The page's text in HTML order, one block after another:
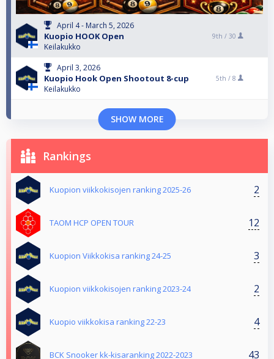
April 4 - March 5, 2026
Kuopio HOOK Open
Keilakukko
9th / 30
April 3, 2026
Kuopio Hook Open Shootout 8-cup
Keilakukko
5th / 8
SHOW MORE
Rankings
Kuopion viikkokisojen ranking 2025-26 2
TAOM HCP OPEN TOUR 12
Kuopion Viikkokisa ranking 24-25 3
Kuopion viikkokisojen ranking 2023-24 2
Kuopio viikkokisa ranking 22-23 4
BCK Snooker kk-kisaranking 2022-2023 43